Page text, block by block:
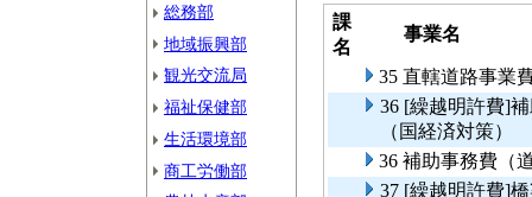
総務部
地域振興部
観光交流局
福祉保健部
生活環境部
商工労働部
課
名
事業名
35 直轄道路事業
36 [繰越明許費]
（国経済対策）
36 補助事務費（
37 [繰越明許費]